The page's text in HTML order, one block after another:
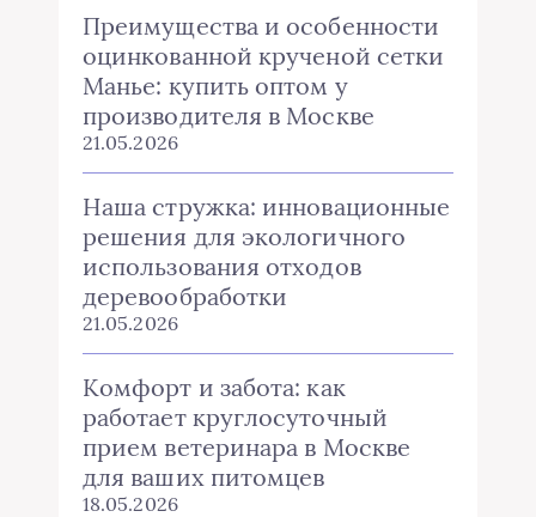
Преимущества и особенности
оцинкованной крученой сетки
Манье: купить оптом у
производителя в Москве
21.05.2026
Наша стружка: инновационные
решения для экологичного
использования отходов
деревообработки
21.05.2026
Комфорт и забота: как
работает круглосуточный
прием ветеринара в Москве
для ваших питомцев
18.05.2026